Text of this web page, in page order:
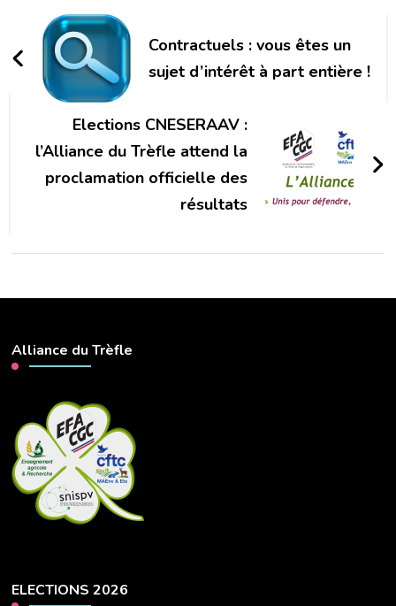
Navigation
d'article
Contractuels : vous êtes un
sujet d’intérêt à part entière !
Elections CNESERAAV :
l’Alliance du Trèfle attend la
proclamation officielle des
résultats
Alliance du Trèfle
ELECTIONS 2026